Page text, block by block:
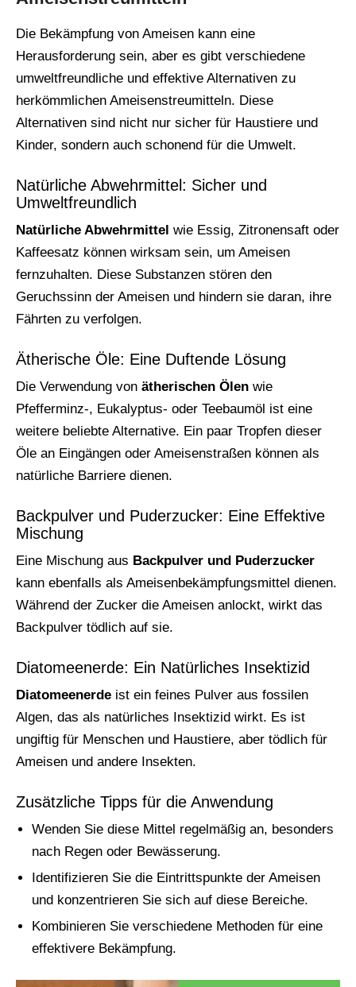
Die Bekämpfung von Ameisen kann eine
Herausforderung sein, aber es gibt verschiedene
umweltfreundliche und effektive Alternativen zu
herkömmlichen Ameisenstreumitteln. Diese
Alternativen sind nicht nur sicher für Haustiere und
Kinder, sondern auch schonend für die Umwelt.
Natürliche Abwehrmittel: Sicher und
Umweltfreundlich
Natürliche Abwehrmittel wie Essig, Zitronensaft oder
Kaffeesatz können wirksam sein, um Ameisen
fernzuhalten. Diese Substanzen stören den
Geruchssinn der Ameisen und hindern sie daran, ihre
Fährten zu verfolgen.
Ätherische Öle: Eine Duftende Lösung
Die Verwendung von ätherischen Ölen wie
Pfefferminz-, Eukalyptus- oder Teebaumöl ist eine
weitere beliebte Alternative. Ein paar Tropfen dieser
Öle an Eingängen oder Ameisenstraßen können als
natürliche Barriere dienen.
Backpulver und Puderzucker: Eine Effektive
Mischung
Eine Mischung aus Backpulver und Puderzucker
kann ebenfalls als Ameisenbekämpfungsmittel dienen.
Während der Zucker die Ameisen anlockt, wirkt das
Backpulver tödlich auf sie.
Diatomeenerde: Ein Natürliches Insektizid
Diatomeenerde ist ein feines Pulver aus fossilen
Algen, das als natürliches Insektizid wirkt. Es ist
ungiftig für Menschen und Haustiere, aber tödlich für
Ameisen und andere Insekten.
Zusätzliche Tipps für die Anwendung
Wenden Sie diese Mittel regelmäßig an, besonders
nach Regen oder Bewässerung.
Identifizieren Sie die Eintrittspunkte der Ameisen
und konzentrieren Sie sich auf diese Bereiche.
Kombinieren Sie verschiedene Methoden für eine
effektivere Bekämpfung.